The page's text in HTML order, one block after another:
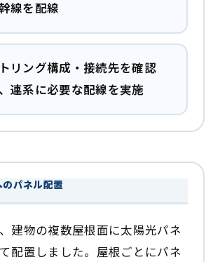
線を配線
リング構成・接続先を確認
連系に必要な配線を実施
パネル配置
建物の複数屋根面に太陽光パネ
配置しました。屋根ごとにパネ